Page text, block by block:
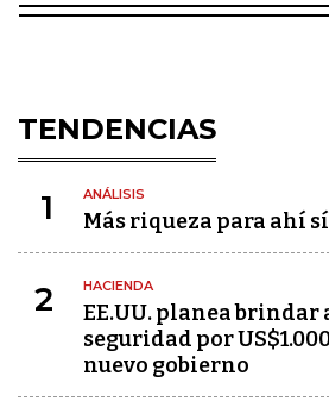
TENDENCIAS
1 ANÁLISIS
Más riqueza para ahí
2 HACIENDA
EE.UU. planea brindar
seguridad por
nuevo gobierno